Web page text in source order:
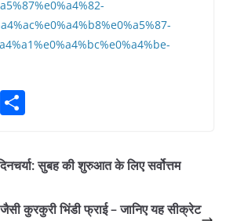
E
ar
e सुबह की शुरुआत के लिए सर्वोत्तम
कुरकुरी भिंडी फ्राई – जानिए यह सीक्रेट